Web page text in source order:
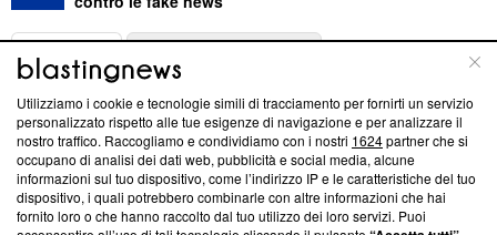
ABOUT
Questa sezione offre informazioni trasparenti su Blasting
News, sui nostri processi editoriali e su come ci impegniamo a
creare news di qualità. Inoltre, afferma la nostra aderenza a
‘Trust Project - News with Integrity’Blasting News non è
ancora membro del programma, ma ha richiesto di farne
Utilizziamo i cookie e tecnologie simili di tracciamento per fornirti un servizio
personalizzato rispetto alle tue esigenze di navigazione e per analizzare il
nostro traffico. Raccogliamo e condividiamo con i nostri 1624partner che si
occupano di analisi dei dati web, pubblicità e social media, alcune
informazioni sul tuo dispositivo, come l’indirizzo IP e le caratteristiche del tuo
dispositivo, i quali potrebbero combinarle con altre informazioni che hai
fornito loro o che hanno raccolto dal tuo utilizzo dei loro servizi. Puoi